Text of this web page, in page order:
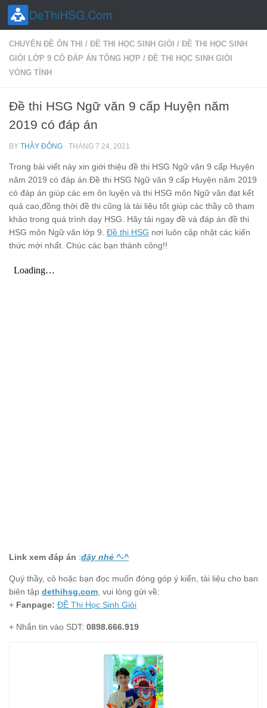
Skip to content
CHUYÊN ĐỀ ÔN THI / ĐỀ THI HỌC SINH GIỎI / ĐỀ THI HỌC SINH
GIỎI LỚP 9 CÓ ĐÁP ÁN TỔNG HỢP / ĐỀ THI HỌC SINH GIỎI
VÒNG TỈNH
Đề thi HSG Ngữ văn 9 cấp Huyện năm
2019 có đáp án
BY THẦY ĐÔNG · THÁNG 7 24, 2021
Trong bài viết này xin giới thiệu đề thi HSG Ngữ văn 9 cấp Huyện
năm 2019 có đáp án.Đề thi HSG Ngữ văn 9 cấp Huyện năm 2019
có đáp án giúp các em ôn luyện và thi HSG môn Ngữ văn đạt kết
quả cao,đồng thời đề thi cũng là tài liệu tốt giúp các thầy cô tham
khảo trong quá trình dạy HSG. Hãy tải ngay đề và đáp án đề thi
HSG môn Ngữ văn lớp 9. Đề thi HSG nơi luôn cập nhật các kiến
thức mới nhất. Chúc các bạn thành công!!
Link xem đáp án :đây nhé ^-^
Quý thầy, cô hoặc bạn đọc muốn đóng góp ý kiến, tài liệu cho ban
biên tập dethihsg.com, vui lòng gửi về:
+ Fanpage: ĐỀ Thi Học Sinh Giỏi
+ Nhắn tin vào SDT: 0898.666.919